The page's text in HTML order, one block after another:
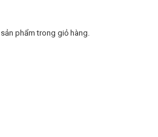
phẩm trong giỏ hàng.